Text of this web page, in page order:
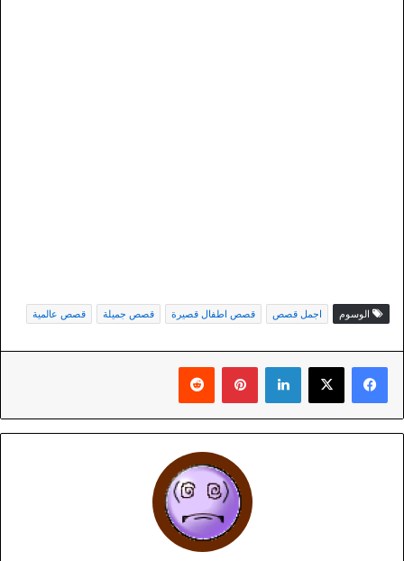
الوسوم اجمل قصص قصص اطفال قصيرة قصص جميلة قصص عالمية
لينكدإن بينتيريست